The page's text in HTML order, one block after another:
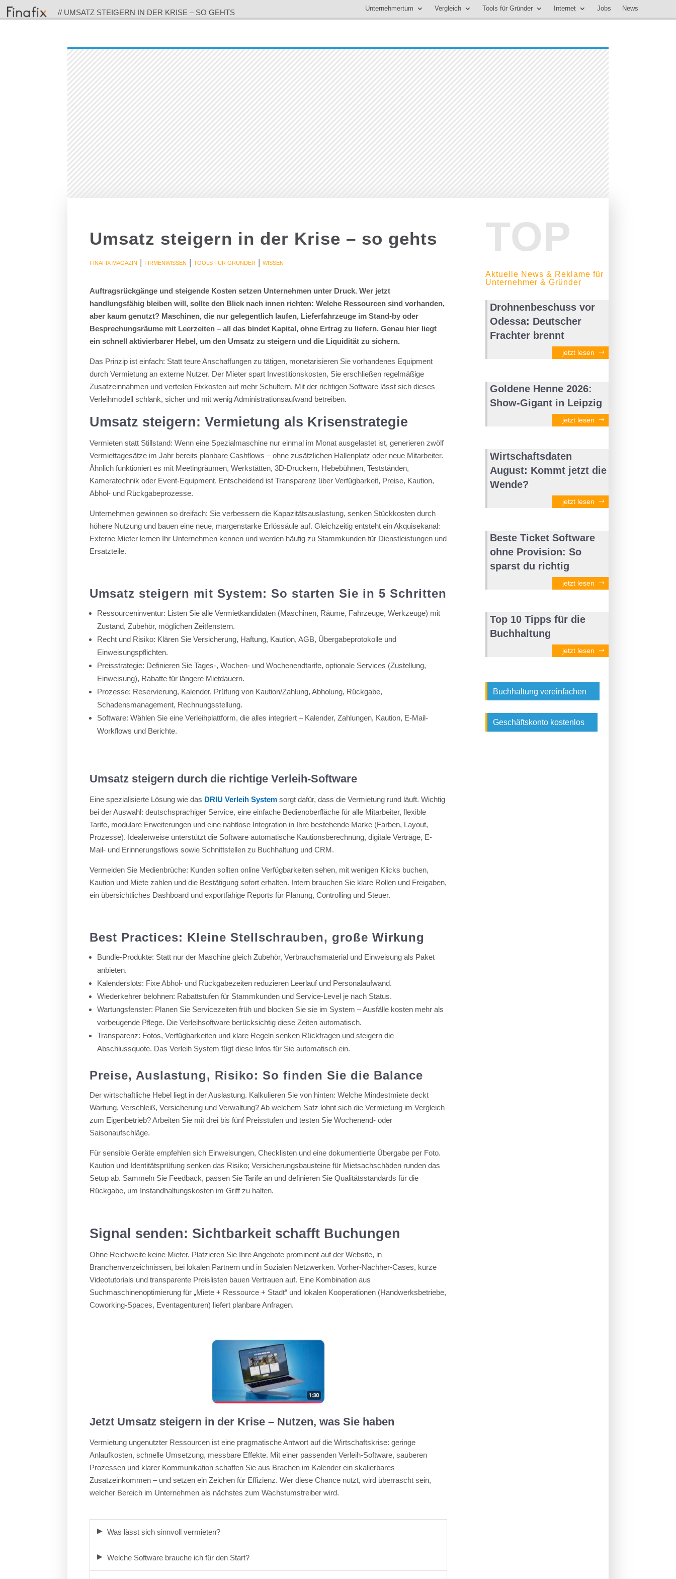
// UMSATZ STEIGERN IN DER KRISE – SO GEHTS Unternehmertum Vergleich Tools für Gründer Internet Jobs News
Umsatz steigern in der Krise – so gehts
FINAFIX MAGAZIN |FIRMENWISSEN |TOOLS FÜR GRÜNDER |WISSEN
Auftragsrückgänge und steigende Kosten setzen Unternehmen unter Druck. Wer jetzt
handlungsfähig bleiben will, sollte den Blick nach innen richten: Welche Ressourcen sind vorhanden,
aber kaum genutzt? Maschinen, die nur gelegentlich laufen, Lieferfahrzeuge im Stand-by oder
Besprechungsräume mit Leerzeiten – all das bindet Kapital, ohne Ertrag zu liefern. Genau hier liegt
ein schnell aktivierbarer Hebel, um den Umsatz zu steigern und die Liquidität zu sichern.
Das Prinzip ist einfach: Statt teure Anschaffungen zu tätigen, monetarisieren Sie vorhandenes Equipment
durch Vermietung an externe Nutzer. Der Mieter spart Investitionskosten, Sie erschließen regelmäßige
Zusatzeinnahmen und verteilen Fixkosten auf mehr Schultern. Mit der richtigen Software lässt sich dieses
Verleihmodell schlank, sicher und mit wenig Administrationsaufwand betreiben.
Umsatz steigern: Vermietung als Krisenstrategie
Vermieten statt Stillstand: Wenn eine Spezialmaschine nur einmal im Monat ausgelastet ist, generieren zwölf
Vermiettagesätze im Jahr bereits planbare Cashflows – ohne zusätzlichen Hallenplatz oder neue Mitarbeiter.
Ähnlich funktioniert es mit Meetingräumen, Werkstätten, 3D-Druckern, Hebebühnen, Testständen,
Kameratechnik oder Event-Equipment. Entscheidend ist Transparenz über Verfügbarkeit, Preise, Kaution,
Abhol- und Rückgabeprozesse.
Unternehmen gewinnen so dreifach: Sie verbessern die Kapazitätsauslastung, senken Stückkosten durch
höhere Nutzung und bauen eine neue, margenstarke Erlössäule auf. Gleichzeitig entsteht ein Akquisekanal:
Externe Mieter lernen Ihr Unternehmen kennen und werden häufig zu Stammkunden für Dienstleistungen und
Ersatzteile.
Umsatz steigern mit System: So starten Sie in 5 Schritten
Ressourceninventur: Listen Sie alle Vermietkandidaten (Maschinen, Räume, Fahrzeuge, Werkzeuge) mit
Zustand, Zubehör, möglichen Zeitfenstern.
Recht und Risiko: Klären Sie Versicherung, Haftung, Kaution, AGB, Übergabeprotokolle und
Einweisungspflichten.
Preisstrategie: Definieren Sie Tages-, Wochen- und Wochenendtarife, optionale Services (Zustellung,
Einweisung), Rabatte für längere Mietdauern.
Prozesse: Reservierung, Kalender, Prüfung von Kaution/Zahlung, Abholung, Rückgabe,
Schadensmanagement, Rechnungsstellung.
Software: Wählen Sie eine Verleihplattform, die alles integriert – Kalender, Zahlungen, Kaution, E-Mail-
Workflows und Berichte.
Umsatz steigern durch die richtige Verleih-Software
Eine spezialisierte Lösung wie das DRIU Verleih System sorgt dafür, dass die Vermietung rund läuft. Wichtig
bei der Auswahl: deutschsprachiger Service, eine einfache Bedienoberfläche für alle Mitarbeiter, flexible
Tarife, modulare Erweiterungen und eine nahtlose Integration in Ihre bestehende Marke (Farben, Layout,
Prozesse). Idealerweise unterstützt die Software automatische Kautionsberechnung, digitale Verträge, E-
Mail- und Erinnerungsflows sowie Schnittstellen zu Buchhaltung und CRM.
Vermeiden Sie Medienbrüche: Kunden sollten online Verfügbarkeiten sehen, mit wenigen Klicks buchen,
Kaution und Miete zahlen und die Bestätigung sofort erhalten. Intern brauchen Sie klare Rollen und Freigaben,
ein übersichtliches Dashboard und exportfähige Reports für Planung, Controlling und Steuer.
Best Practices: Kleine Stellschrauben, große Wirkung
Bundle-Produkte: Statt nur der Maschine gleich Zubehör, Verbrauchsmaterial und Einweisung als Paket
anbieten.
Kalenderslots: Fixe Abhol- und Rückgabezeiten reduzieren Leerlauf und Personalaufwand.
Wiederkehrer belohnen: Rabattstufen für Stammkunden und Service-Level je nach Status.
Wartungsfenster: Planen Sie Servicezeiten früh und blocken Sie sie im System – Ausfälle kosten mehr als
vorbeugende Pflege. Die Verleihsoftware berücksichtig diese Zeiten automatisch.
Transparenz: Fotos, Verfügbarkeiten und klare Regeln senken Rückfragen und steigern die
Abschlussquote. Das Verleih System fügt diese Infos für Sie automatisch ein.
Preise, Auslastung, Risiko: So finden Sie die Balance
Der wirtschaftliche Hebel liegt in der Auslastung. Kalkulieren Sie von hinten: Welche Mindestmiete deckt
Wartung, Verschleiß, Versicherung und Verwaltung? Ab welchem Satz lohnt sich die Vermietung im Vergleich
zum Eigenbetrieb? Arbeiten Sie mit drei bis fünf Preisstufen und testen Sie Wochenend- oder
Saisonaufschläge.
Für sensible Geräte empfehlen sich Einweisungen, Checklisten und eine dokumentierte Übergabe per Foto.
Kaution und Identitätsprüfung senken das Risiko; Versicherungsbausteine für Mietsachschäden runden das
Setup ab. Sammeln Sie Feedback, passen Sie Tarife an und definieren Sie Qualitätsstandards für die
Rückgabe, um Instandhaltungskosten im Griff zu halten.
Signal senden: Sichtbarkeit schafft Buchungen
Ohne Reichweite keine Mieter. Platzieren Sie Ihre Angebote prominent auf der Website, in
Branchenverzeichnissen, bei lokalen Partnern und in Sozialen Netzwerken. Vorher-Nachher-Cases, kurze
Videotutorials und transparente Preislisten bauen Vertrauen auf. Eine Kombination aus
Suchmaschinenoptimierung für „Miete + Ressource + Stadt“ und lokalen Kooperationen (Handwerksbetriebe,
Coworking-Spaces, Eventagenturen) liefert planbare Anfragen.
Jetzt Umsatz steigern in der Krise – Nutzen, was Sie haben
Vermietung ungenutzter Ressourcen ist eine pragmatische Antwort auf die Wirtschaftskrise: geringe
Anlaufkosten, schnelle Umsetzung, messbare Effekte. Mit einer passenden Verleih-Software, sauberen
Prozessen und klarer Kommunikation schaffen Sie aus Brachen im Kalender ein skalierbares
Zusatzeinkommen – und setzen ein Zeichen für Effizienz. Wer diese Chance nutzt, wird überrascht sein,
welcher Bereich im Unternehmen als nächstes zum Wachstumstreiber wird.
Was lässt sich sinnvoll vermieten?
Welche Software brauche ich für den Start?
TOP
Aktuelle News & Reklame für
Unternehmer & Gründer
Drohnenbeschuss vor
Odessa: Deutscher
Frachter brennt
jetzt lesen
Goldene Henne 2026:
Show-Gigant in Leipzig
jetzt lesen
Wirtschaftsdaten
August: Kommt jetzt die
Wende?
jetzt lesen
Beste Ticket Software
ohne Provision: So
sparst du richtig
jetzt lesen
Top 10 Tipps für die
Buchhaltung
jetzt lesen
Buchhaltung vereinfachen
Geschäftskonto kostenlos